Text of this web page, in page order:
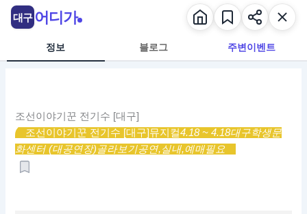
정보 블로그 주변이벤트
조선이야기꾼 전기수 [대구]
조선이야기꾼 전기수 [대구]뮤지컬4.18 ~ 4.18대구학생문
화센터 (대공연장)골라보기공연,실내,예매필요
대구 어디가